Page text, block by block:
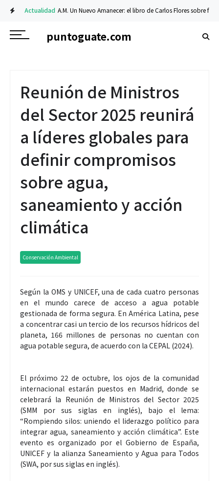
Actualidad A.M. Un Nuevo Amanecer: el libro de Carlos Flores sobre fe y
puntoguate.com
Reunión de Ministros
del Sector 2025 reunirá
a líderes globales para
definir compromisos
sobre agua,
saneamiento y acción
climática
Conservación Ambiental
Según la OMS y UNICEF, una de cada cuatro personas
en el mundo carece de acceso a agua potable
gestionada de forma segura. En América Latina, pese
a concentrar casi un tercio de los recursos hídricos del
planeta, 166 millones de personas no cuentan con
agua potable segura, de acuerdo con la CEPAL (2024).
El próximo 22 de octubre, los ojos de la comunidad
internacional estarán puestos en Madrid, donde se
celebrará la Reunión de Ministros del Sector 2025
(SMM por sus siglas en inglés), bajo el lema:
“Rompiendo silos: uniendo el liderazgo político para
integrar agua, saneamiento y acción climática”. Este
evento es organizado por el Gobierno de España,
UNICEF y la alianza Saneamiento y Agua para Todos
(SWA, por sus siglas en inglés).